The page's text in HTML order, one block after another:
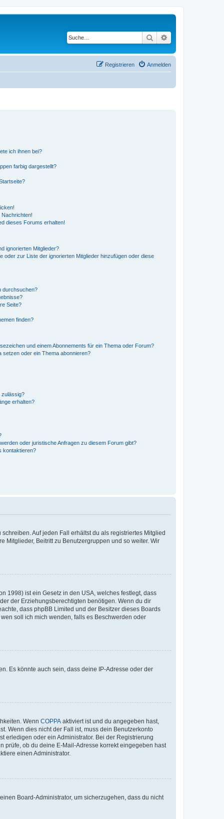
Suche
Anmelden
Registrieren
ich ihnen bei?
farbig dargestellt?
dieses Forums erhalten!
ignorierten Mitglieder?
oder zur Liste der ignorierten Mitglieder hinzufügen oder diese
durchsuchen?
Seite?
finden?
und einem Abonnements für ein Thema oder Forum?
setzen oder ein Thema abonnieren?
zulässig?
erhalten?
oder juristische Anfragen zu diesem Forum gibt?
kontaktieren?
Auf jeden Fall erhältst du als registriertes Mitglied
Mitglieder, Beitritt zu Benutzergruppen und so weiter. Wir
1998) ist ein Gesetz in den USA, welches festlegt, dass
der Erziehungsberechtigten benötigen. Wenn du dir
dass phpBB Limited und der Besitzer dieses Boards
soll ich mich wenden, falls es Beschwerden oder
Es könnte auch sein, dass deine IP-Adresse oder der
Wenn COPPA aktiviert ist und du angegeben hast,
Wenn dies nicht der Fall ist, muss dein Benutzerkonto
erledigen oder ein Administrator. Bei der Registrierung
prüfe, ob du deine E-Mail-Adresse korrekt eingegeben hast
einen Administrator.
Board-Administrator, um sicherzugehen, dass du nicht